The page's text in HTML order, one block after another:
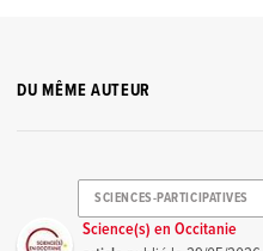
DU MÊME AUTEUR
SCIENCES-PARTICIPATIVES
Science(s) en Occitanie